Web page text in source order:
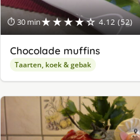
⏱ 30 min★★★★☆ 4.12 (52)
Chocolade muffins
Taarten, koek & gebak